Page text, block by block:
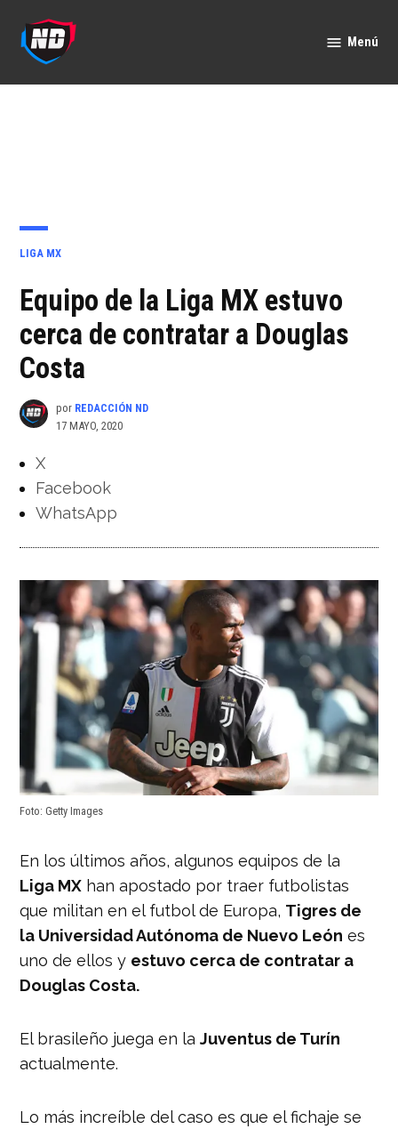
contenido
Menú
PUBLICADO
LIGA MX
Equipo de la Liga MX estuvo
cerca de contratar a Douglas
Costa
por REDACCIÓN ND
17 MAYO, 2020
X
Facebook
WhatsApp
Foto: Getty Images
En los últimos años, algunos equipos de la
Liga MX han apostado por traer futbolistas
que militan en el futbol de Europa, Tigres de
la Universidad Autónoma de Nuevo León es
uno de ellos y estuvo cerca de contratar a
Douglas Costa.
El brasileño juega en laJuventus de Turín
actualmente.
Lo más increíble del caso es que el fichaje se